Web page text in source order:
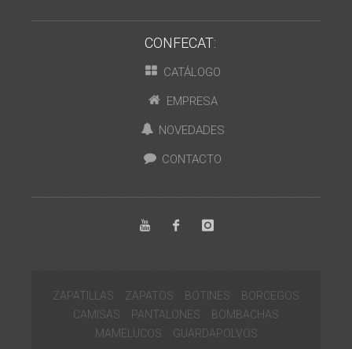
CONFECAT:
CATÁLOGO
EMPRESA
NOVEDADES
CONTACTO
ZAPATILLAS ZAPATOS BOTINES
BORCEGOS
CAMISAS
PANTALONES
BOMBACHAS
MAMELUCOS
GUARDAPOLVOS